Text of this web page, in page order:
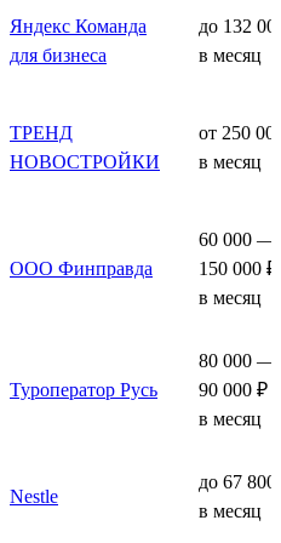
Яндекс Команда
для бизнеса
до 132
в месяц
ТРЕНД
НОВОСТРОЙКИ
от 250
в месяц
ООО Финправда
60 000 —
150 000 ₽
в месяц
Туроператор Русь
80 000 —
90 000 ₽
в месяц
Nestle
до 67 800
в месяц